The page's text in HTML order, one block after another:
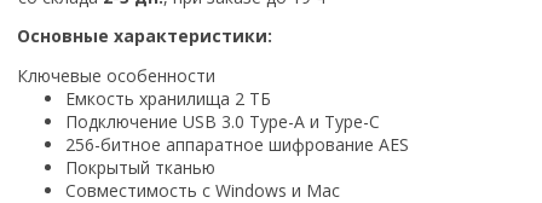
Основные характеристики:
Ключевые особенности
Емкость хранилища 2 ТБ
Подключение USB 3.0 Type-A и Type-C
256-битное аппаратное шифрование AES
Покрытый тканью
Совместимость с Windows и Mac